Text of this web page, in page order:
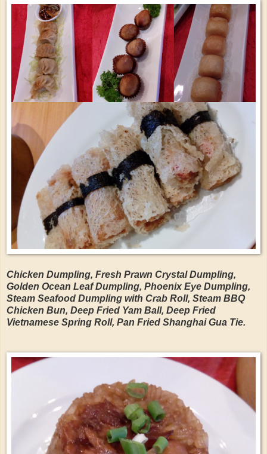
Chicken Dumpling, Fresh Prawn Crystal Dumpling,
Golden Ocean Leaf Dumpling, Phoenix Eye Dumpling,
Steam Seafood Dumpling with Crab Roll, Steam BBQ
Chicken Bun, Deep Fried Yam Ball, Deep Fried
Vietnamese Spring Roll, Pan Fried Shanghai Gua Tie.